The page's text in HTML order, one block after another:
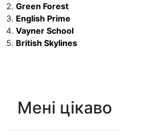
Green Forest
English Prime
Vayner School
British Skylines
Мені цікаво